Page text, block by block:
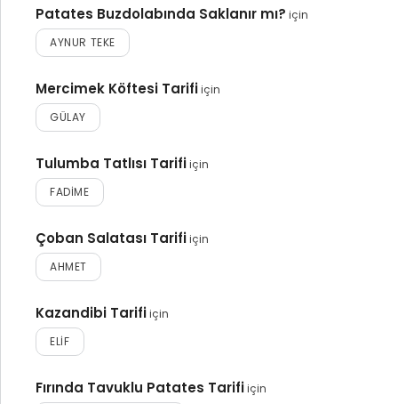
Patates Buzdolabında Saklanır mı? için
AYNUR TEKE
Mercimek Köftesi Tarifiiçin
GÜLAY
Tulumba Tatlısı Tarifiiçin
FADIME
Çoban Salatası Tarifiiçin
AHMET
Kazandibi Tarifiiçin
ELIF
Fırında Tavuklu Patates Tarifiiçin